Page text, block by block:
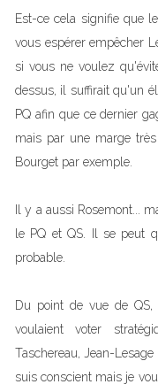
Est-ce cela signifie que
vous espérer empêcher
si vous ne voulez
dessus, il suffirait qu'un
PQ afin que ce dernier
mais par une marge
Bourget par exemple.
Il y a aussi Rosemont...
le PQ et QS. Il se peut
probable.
Du point de vue de
voulaient voter
Taschereau, Jean-
suis conscient mais je